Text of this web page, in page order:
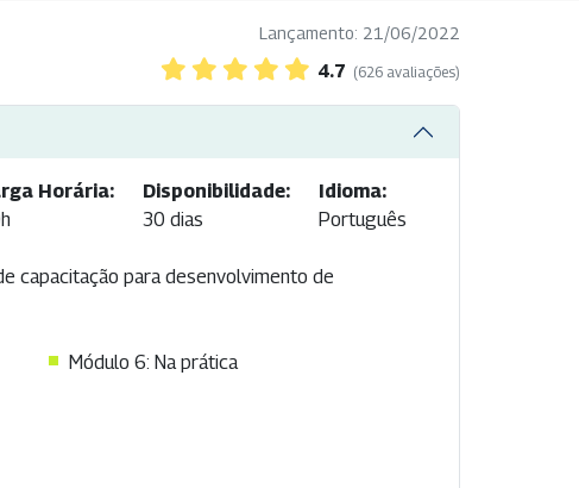
Lançamento: 21/06/2022
4.7 (626 avaliações)
Horária:
Disponibilidade:
30 dias
Idioma:
Português
capacitação para desenvolvimento de
Módulo 6: Na prática